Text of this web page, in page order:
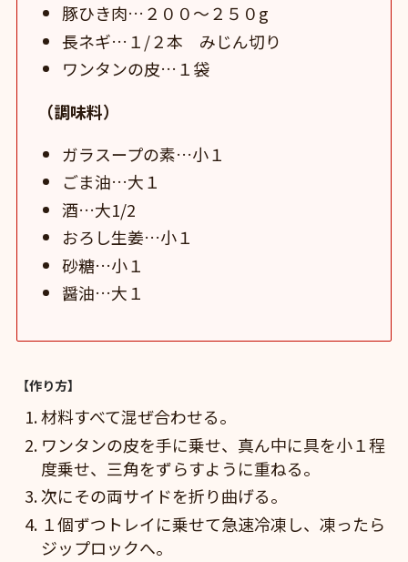
豚ひき肉…２００～２５０g
長ネギ…１/２本 みじん切り
ワンタンの皮…１袋
（調味料）
ガラスープの素…小１
ごま油…大１
酒…大1/2
おろし生姜…小１
砂糖…小１
醤油…大１
【作り方】
材料すべて混ぜ合わせる。
ワンタンの皮を手に乗せ、真ん中に具を小１程
度乗せ、三角をずらすように重ねる。
次にその両サイドを折り曲げる。
１個ずつトレイに乗せて急速冷凍し、凍ったら
ジップロックへ。